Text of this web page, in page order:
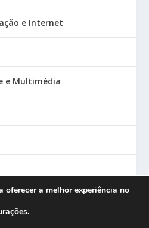
e Internet
e Multimédia
oferecer a melhor experiência no
.